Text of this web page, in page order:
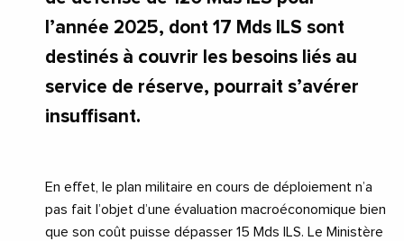
l’année 2025, dont 17 Mds ILS sont
destinés à couvrir les besoins liés au
service de réserve, pourrait s’avérer
insuffisant.
En effet, le plan militaire en cours de déploiement n’a
pas fait l’objet d’une évaluation macroéconomique bien
que son coût puisse dépasser 15 Mds ILS. Le Ministère